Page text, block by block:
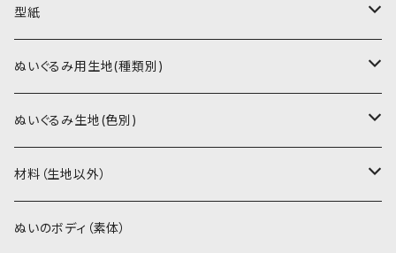
型紙
書籍（紙の本）
PDFデータ（ダウンロード）
ぬいぐるみ用生地(種類別)
ソフトボア（短毛）
ソフトボア（5mm）
ぬいトリコット
ぬいぐるみ生地(色別)
ソフトボア
スキンカラー系
ぬいトリコット
材料（生地以外）
アイロン接着シート
ぬいのボディ（素体）